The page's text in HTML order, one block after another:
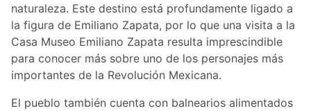
naturaleza. Este destino está profundamente ligado a
la figura de Emiliano Zapata, por lo que una visita a la
Casa Museo Emiliano Zapata resulta imprescindible
para conocer más sobre uno de los personajes más
importantes de la Revolución Mexicana.
El pueblo también cuenta con balnearios alimentados